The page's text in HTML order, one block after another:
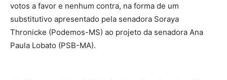
votos a favor e nenhum contra, na forma de um
substitutivo apresentado pela senadora Soraya
Thronicke (Podemos-MS) ao projeto da senadora Ana
Paula Lobato (PSB-MA).